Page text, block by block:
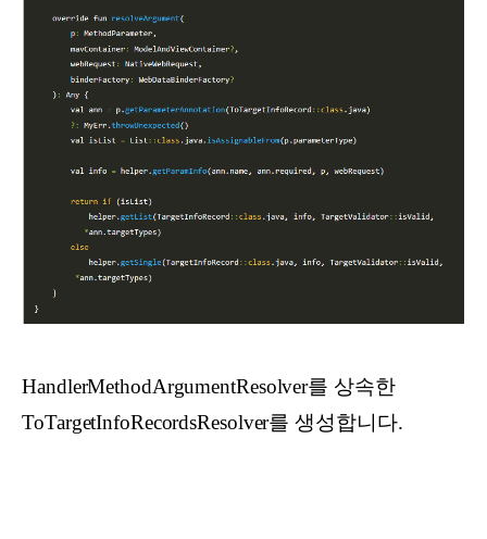
HandlerMethodArgumentResolver를 상속한
ToTargetInfoRecordsResolver를 생성합니다.